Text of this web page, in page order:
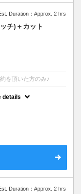
Duration：Approx. 2 hrs
ッチ)＋カット
を頂いた方のみ♪
details
Duration：Approx. 2 hrs